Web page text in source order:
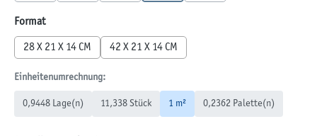
Formatauswählen
28 X 21 X 14 CM 42 X 21 X 14 CM
Einheitenumrechnung:
0,9448 Lage(n) 11,338 Stück 1 m² 0,2362 Palette(n)